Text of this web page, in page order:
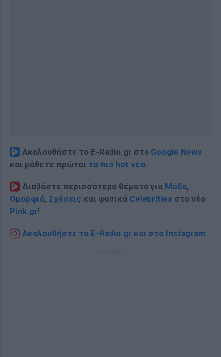
Ακολουθήστε το E-Radio.gr στο Google News
και μάθετε πρώτοι τα πιο hot νέα.
Διαβάστε περισσότερα θέματα για Μόδα,
Ομορφιά, Σχέσεις και φυσικά Celebrities στο νέο
Pink.gr!
Ακολουθήστε το E-Radio.gr και στο Instagram